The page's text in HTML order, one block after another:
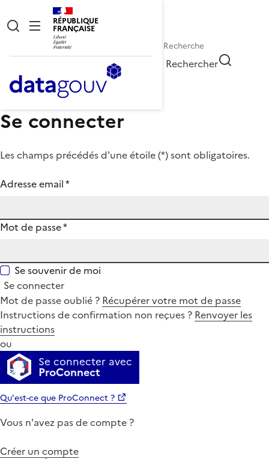
RÉPUBLIQUE
FRANÇAISE
Rechercher
Se connecter
Les champs précédés d'une étoile (*) sont obligatoires.
Adresse email*
Mot de passe*
Se souvenir de moi
Se connecter
Mot de passe oublié ? Récupérer votre mot de passe
Instructions de confirmation non reçues ? Renvoyer les
instructions
ou
Se connecter avec
ProConnect
Qu'est-ce que ProConnect ?
Vous n'avez pas de compte ?
Créer un compte